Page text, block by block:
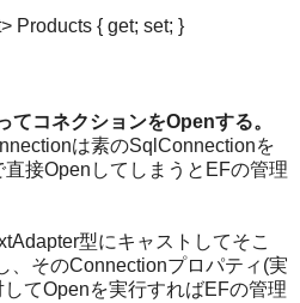
{ get; set; }
コネクションをOpenする。
は素のSqlConnectionを
接OpenしてしまうとEFの管理
型にキャストしてそこ
、そのConnectionプロパティ(実
てOpenを実行すればEFの管理